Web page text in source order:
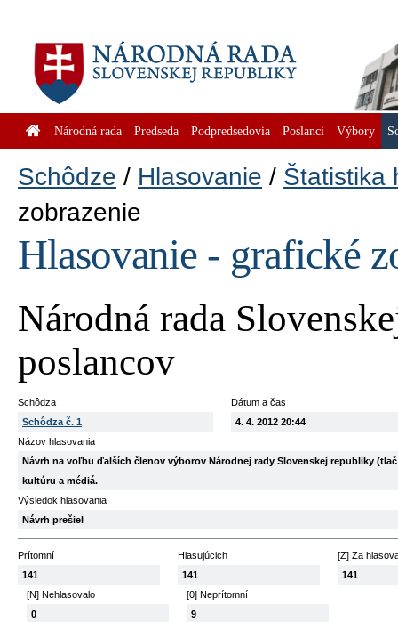
Národná rada Predseda Podpredsedovia Poslanci Výbory
Schôdze Hlasovanie
Štatistika
zobrazenie
Hlasovanie - grafické
Národná rada
poslancov
Schôdza
Schôdza č. 1
Dátum a čas
4. 4. 2012 20:44
Názov hlasovania
Návrh na voľbu ďalších členov výborov Národnej rady Slovenskej republiky
kultúru a médiá.
Výsledok hlasovania
Návrh prešiel
Prítomní
141
Hlasujúcich
141
[Z] Za
141
[N] Nehlasovalo
0
[0] Neprítomní
9